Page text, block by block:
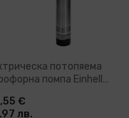
потопяема
помпа Einhell
л/ч (4170937)
€
лв.